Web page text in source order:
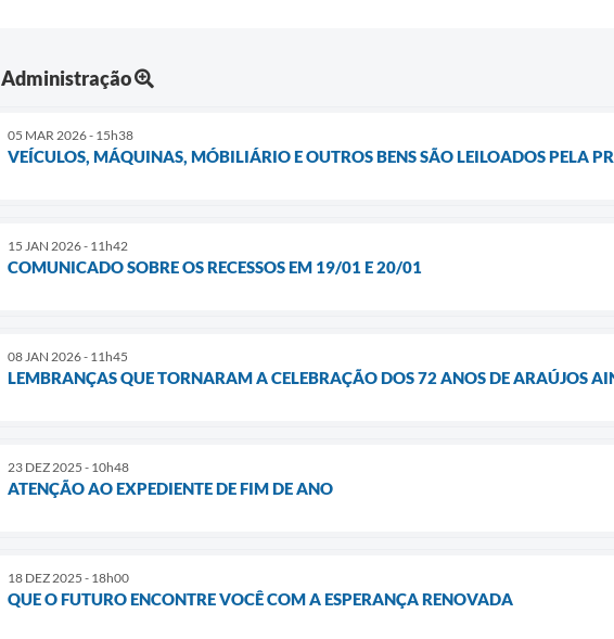
Administração
05 MAR 2026 - 15h38
VEÍCULOS, MÁQUINAS, MÓBILIÁRIO E OUTROS BENS SÃO LEILOADOS PELA
15 JAN 2026 - 11h42
COMUNICADO SOBRE OS RECESSOS EM 19/01 E 20/01
08 JAN 2026 - 11h45
LEMBRANÇAS QUE TORNARAM A CELEBRAÇÃO DOS 72 ANOS DE ARAÚJOS
23 DEZ 2025 - 10h48
ATENÇÃO AO EXPEDIENTE DE FIM DE ANO
18 DEZ 2025 - 18h00
QUE O FUTURO ENCONTRE VOCÊ COM A ESPERANÇA RENOVADA